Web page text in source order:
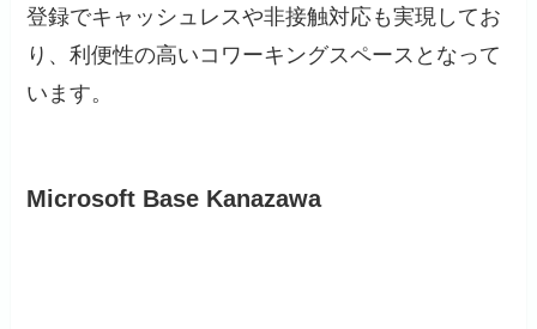
登録でキャッシュレスや非接触対応も実現してお
り、利便性の高いコワーキングスペースとなって
います。
Microsoft Base Kanazawa